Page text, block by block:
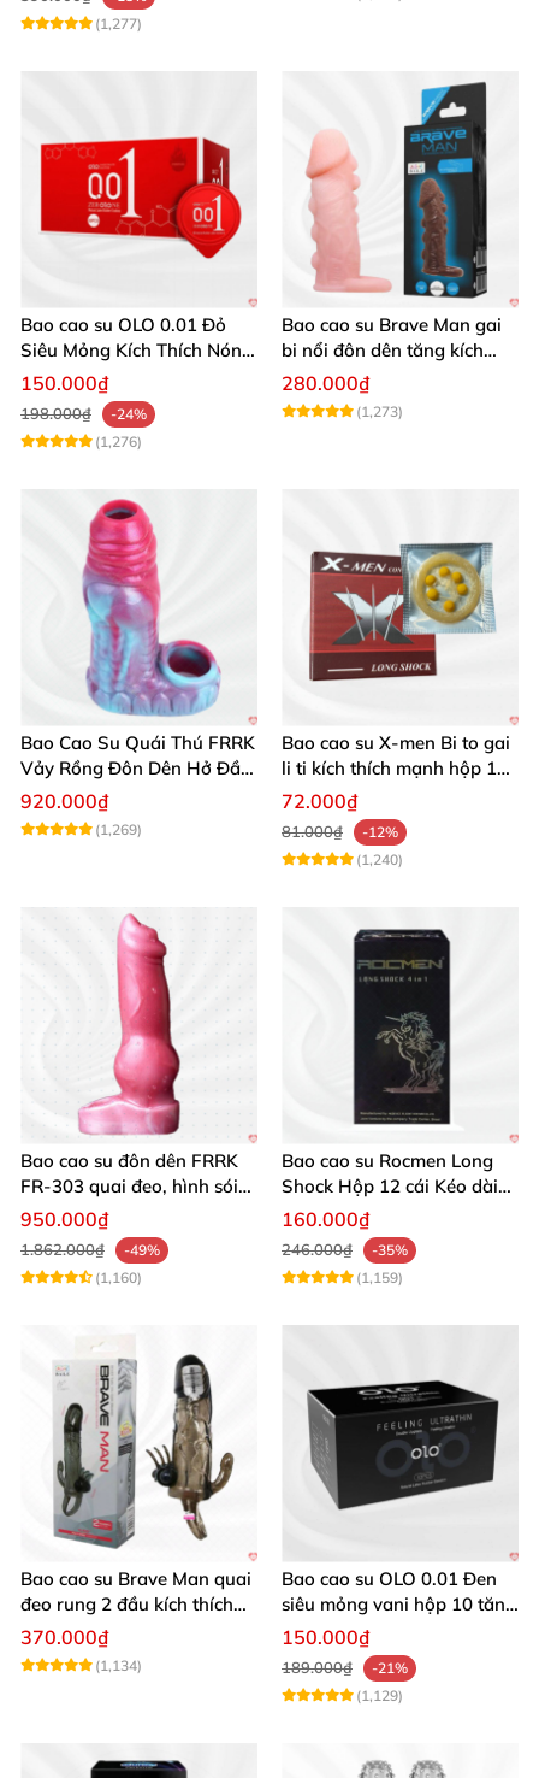
(1,277)
Bao cao su OLO 0.01 Đỏ
Siêu Mỏng Kích Thích Nóng
Ấm Hộp 10
150.000₫
198.000₫
-24%
(1,276)
Bao cao su Brave Man gai
bi nổi đôn dên tăng kích
thước siêu nhạy
280.000₫
(1,273)
Bao Cao Su Quái Thú FRRK
Vảy Rồng Đôn Dên Hở Đầu
Kích Thích
920.000₫
(1,269)
Bao cao su X-men Bi to gai
li ti kích thích mạnh hộp 1
cái
72.000₫
81.000₫
-12%
(1,240)
Bao cao su đôn dên FRRK
FR‑303 quai đeo, hình sói
kích thích mạnh
950.000₫
1.862.000₫
-49%
(1,160)
Bao cao su Rocmen Long
Shock Hộp 12 cái Kéo dài
cuộc yêu
160.000₫
246.000₫
-35%
(1,159)
Bao cao su Brave Man quai
đeo rung 2 đầu kích thích
cực mạnh
370.000₫
(1,134)
Bao cao su OLO 0.01 Đen
siêu mỏng vani hộp 10 tăng
khoái cảm
150.000₫
189.000₫
-21%
(1,129)